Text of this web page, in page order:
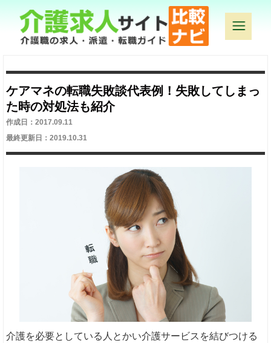
ケアマネの転職失敗談代表例！失敗してしまっ
た時の対処法も紹介
作成日：2017.09.11
最終更新日：2019.10.31
介護を必要としている人とかい介護サービスを結びつける